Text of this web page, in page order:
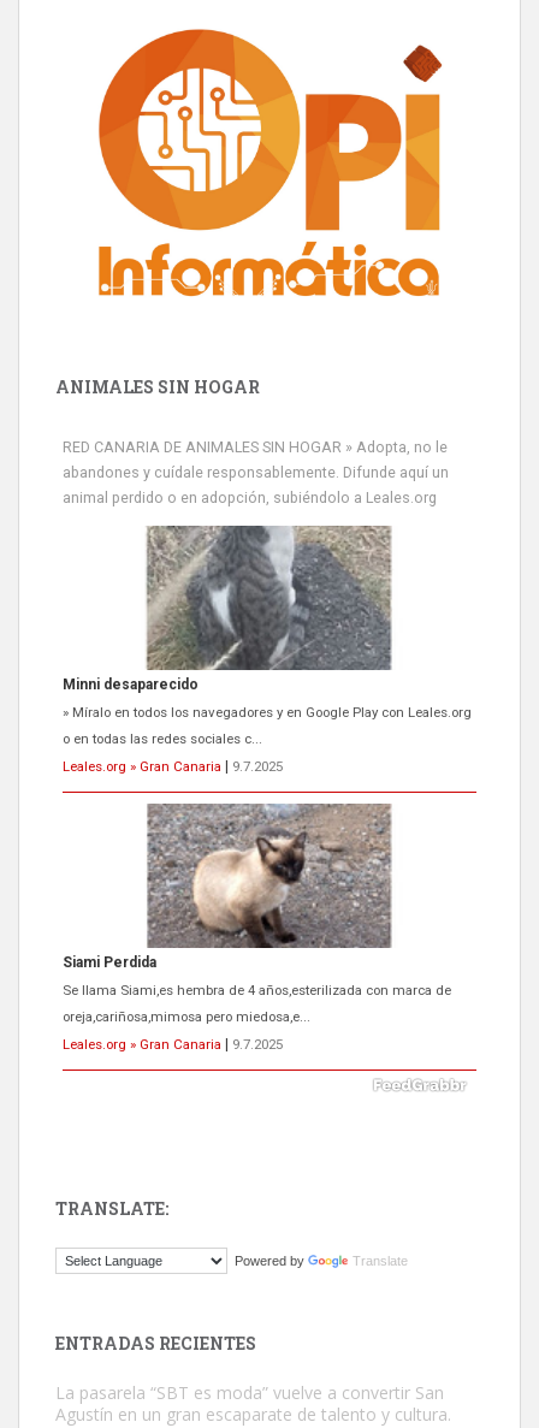
ANIMALES SIN HOGAR
RED CANARIA DE ANIMALES SIN HOGAR » Adopta, no le
abandones y cuídale responsablemente. Difunde aquí un
animal perdido o en adopción, subiéndolo a Leales.org
Minni desaparecido
» Míralo en todos los navegadores y en Google Play con Leales.org
o en todas las redes sociales c...
Leales.org » Gran Canaria
9.7.2025
Siami Perdida
Se llama Siami,es hembra de 4 años,esterilizada con marca de
oreja,cariñosa,mimosa pero miedosa,e...
Leales.org » Gran Canaria
9.7.2025
El ayuntamiento se va a llevar a Los Gatos callejeros de la zona los
TRANSLATE:
Powered by Translate
ENTRADAS RECIENTES
La pasarela “SBT es moda” vuelve a convertir San
Agustín en un gran escaparate de talento y cultura.